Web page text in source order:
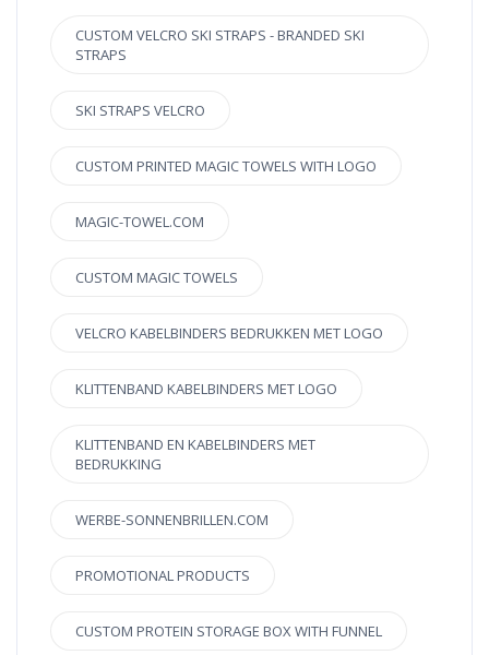
CUSTOM VELCRO SKI STRAPS - BRANDED SKI
STRAPS
SKI STRAPS VELCRO
CUSTOM PRINTED MAGIC TOWELS WITH LOGO
MAGIC-TOWEL.COM
CUSTOM MAGIC TOWELS
VELCRO KABELBINDERS BEDRUKKEN MET LOGO
KLITTENBAND KABELBINDERS MET LOGO
KLITTENBAND EN KABELBINDERS MET
BEDRUKKING
WERBE-SONNENBRILLEN.COM
PROMOTIONAL PRODUCTS
CUSTOM PROTEIN STORAGE BOX WITH FUNNEL